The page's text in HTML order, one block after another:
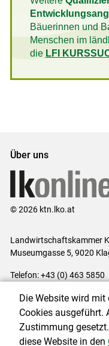
Bäuerinnen und
Menschen im
die LFI
Über uns
© 2026 ktn.lko.at
Landwirtschaftskammer
Museumgasse 5, 9020
Telefon: +43 (0) 463 5850
Impressum|Kontakt|
Cookie-Einstellungen
Die Website wird
Cookies ausgeführt.
Zustimmung
diese Website in den